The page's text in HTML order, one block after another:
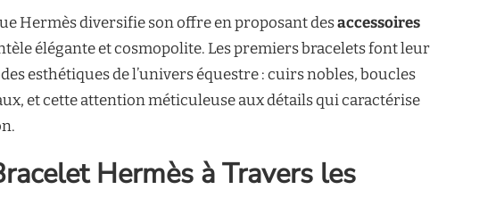
Hermès diversifie son offre en proposant desaccessoires
élégante et cosmopolite. Les premiers bracelets font leur
esthétiques de l’univers équestre : cuirs nobles, boucles
et cette attention méticuleuse aux détails qui caractérise
Hermès à Travers les